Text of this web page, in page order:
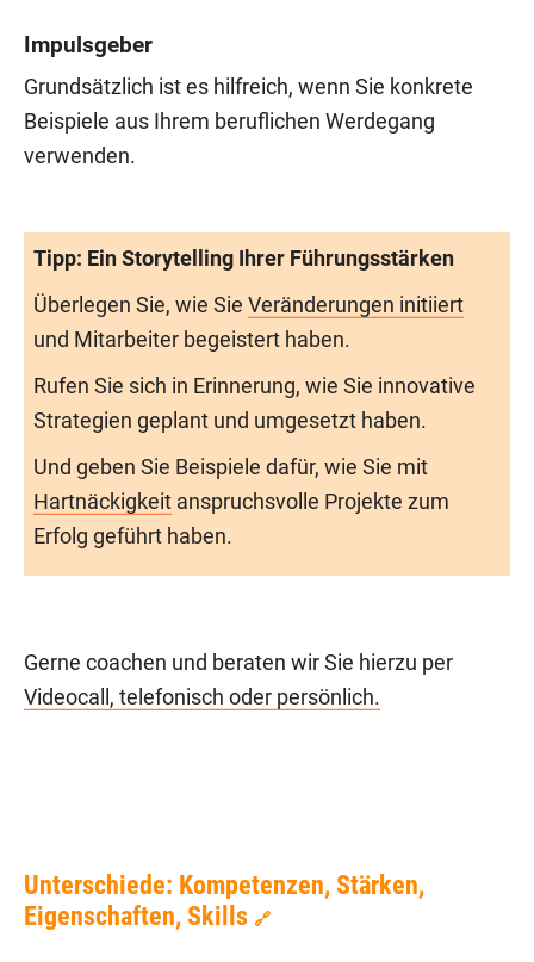
Impulsgeber
Grundsätzlich ist es hilfreich, wenn Sie konkrete
Beispiele aus Ihrem beruflichen Werdegang
verwenden.
Tipp: Ein Storytelling Ihrer Führungsstärken
Überlegen Sie, wie Sie Veränderungen initiiert
und Mitarbeiter begeistert haben.
Rufen Sie sich in Erinnerung, wie Sie innovative
Strategien geplant und umgesetzt haben.
Und geben Sie Beispiele dafür, wie Sie mit
Hartnäckigkeit anspruchsvolle Projekte zum
Erfolg geführt haben.
Gerne coachen und beraten wir Sie hierzu per
Videocall, telefonisch oder persönlich.
Unterschiede: Kompetenzen, Stärken,
Eigenschaften, Skills 🔗